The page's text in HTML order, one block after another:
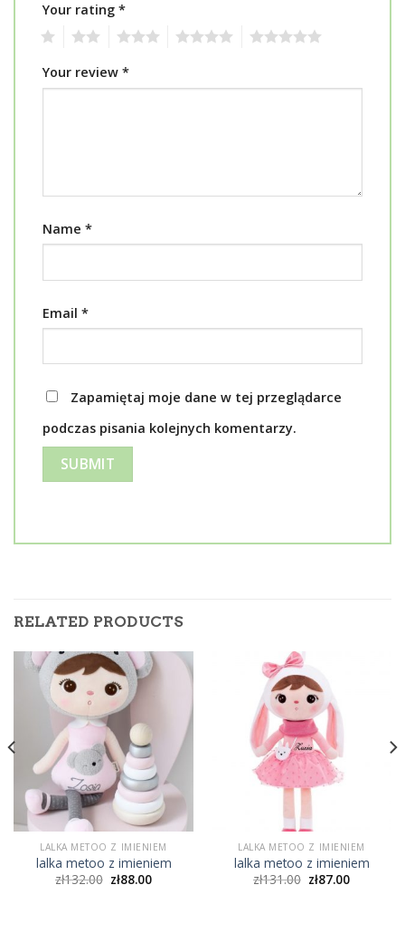
Your rating *
Your review *
Name *
Email *
Zapamiętaj moje dane w tej przeglądarce
podczas pisania kolejnych komentarzy.
RELATED PRODUCTS
LALKA METOO Z IMIENIEM
lalka metoo z imieniem
zł132.00 zł88.00
LALKA METOO Z IMIENIEM
lalka metoo z imieniem
zł131.00 zł87.00